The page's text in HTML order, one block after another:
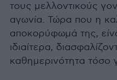
τους μελλοντικούς
αγωνία. Τώρα που η
αποκορύφωμά της,
ιδιαίτερα,
καθημερινότητα τόσο